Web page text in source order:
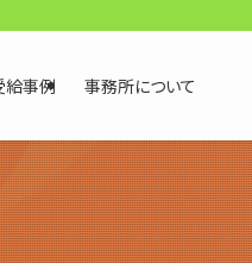
給事例 事務所について